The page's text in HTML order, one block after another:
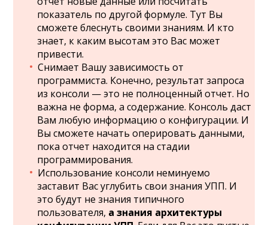
показатель по другой формуле. Тут Вы
сможете блеснуть своими знаниям. И кто
знает, к каким высотам это Вас может
привести.
Снимает Вашу зависимость от
программиста. Конечно, результат запроса
из консоли — это не полноценный отчет. Но
важна не форма, а содержание. Консоль даст
Вам любую информацию о конфигурации. И
Вы сможете начать оперировать данными,
пока отчет находится на стадии
программирования.
Использование консоли неминуемо
заставит Вас углубить свои знания УПП. И
это будут не знания типичного
пользователя, а знания архитектуры